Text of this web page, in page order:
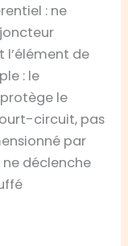
: ne
l’élément de
: le
protège le
circuit, pas
par
déclenche